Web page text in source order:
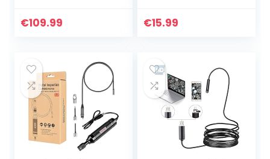
met 5mm Ultra
€109.99
Camera met 8 led
€15.99